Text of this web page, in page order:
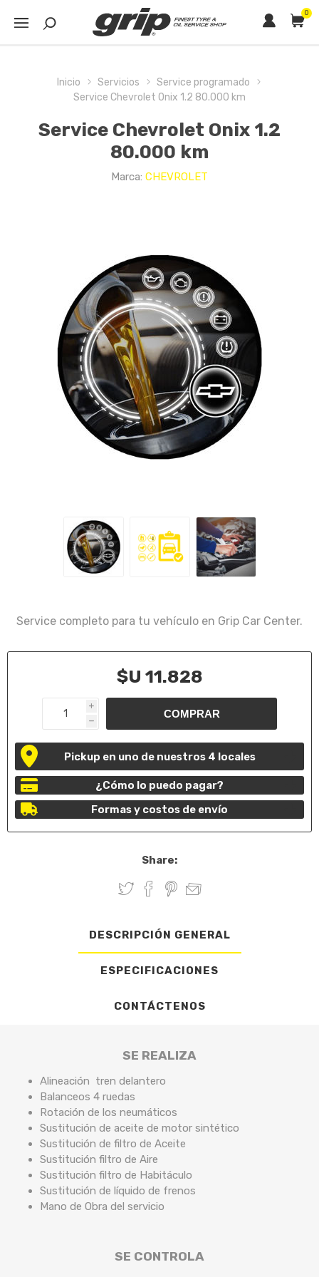
0
Inicio Servicios
Service programado
Service Chevrolet Onix 1.2 80.000 km
Service Chevrolet Onix 1.2
80.000 km
Marca: CHEVROLET
Service completo para tu vehículo en Grip Car Center.
$U 11.828
i
h
Pickup en uno de nuestros 4 locales
¿Cómo lo puedo pagar?
Formas y costos de envío
Share:
DESCRIPCIÓN GENERAL
ESPECIFICACIONES
CONTÁCTENOS
SE REALIZA
Alineación tren delantero
Balanceos 4 ruedas
Rotación de los neumáticos
Sustitución de aceite de motor sintético
Sustitución de filtro de Aceite
Sustitución filtro de Aire
Sustitución filtro de Habitáculo
Sustitución de líquido de frenos
Mano de Obra del servicio
SE CONTROLA